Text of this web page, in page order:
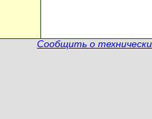
Сообщить о